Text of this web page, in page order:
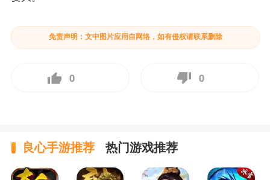
免责声明：文中图片应用自网络，如有侵权请联系删除
0 0
良心手游推荐 热门游戏推荐